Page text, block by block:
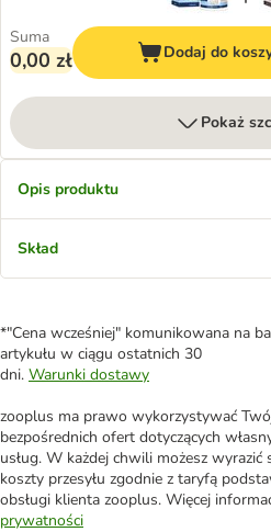
Suma
0,00 zł Dodaj do
Pokaż
Opis produktu
Skład
*"Cena wcześniej" komunikowana na
artykułu w ciągu ostatnich 30
dni. Warunki dostawy
zooplus ma prawo wykorzystywać
bezpośrednich ofert dotyczących
usług. W każdej chwili możesz wyrazić
koszty przesyłu zgodnie z taryfą
obsługi klienta zooplus. Więcej
prywatności